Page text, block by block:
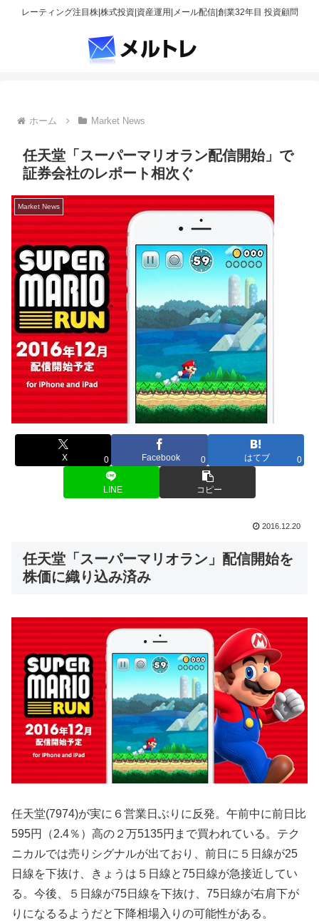
レーティング注目株|株式投資|資産運用|メール配信|創業32年目 投資顧問
ホーム Market News
任天堂「スーパーマリオラン配信開始」で
証券会社のレポート相次ぐ
Market News
X 0 Facebook 0 はてブ 0
LINE コピー
2016.12.20
任天堂「スーパーマリオラン」配信開始を
株価に織り込み済み
任天堂(7974)が実に６営業日ぶりに反発。午前中に前日比
595円（2.4％）高の２万5135円まで買われている。テク
ニカルでは売りシグナルが出ており、前日に５日線が25
日線を下抜け、きょうは５日線と75日線が急接近してい
る。今後、５日線が75日線を下抜け、75日線が右肩下が
りになるるようだと下降相場入りの可能性がある。